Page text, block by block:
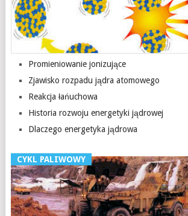
Promieniowanie jonizujące
Zjawisko rozpadu jądra atomowego
Reakcja łańuchowa
Historia rozwoju energetyki jądrowej
Dlaczego energetyka jądrowa
CYKL PALIWOWY